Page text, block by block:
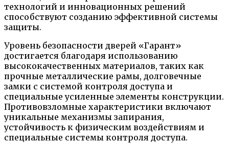
технологий и инновационных решений
способствуют созданию эффективной системы
защиты.
Уровень безопасности дверей «Гарант»
достигается благодаря использованию
высококачественных материалов, таких как
прочные металлические рамы, долговечные
замки с системой контроля доступа и
специальные усиленные элементы конструкции.
Противовзломные характеристики включают
уникальные механизмы запирания,
устойчивость к физическим воздействиям и
специальные системы контроля доступа.